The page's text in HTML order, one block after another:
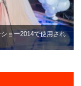
ョー2014で使用され